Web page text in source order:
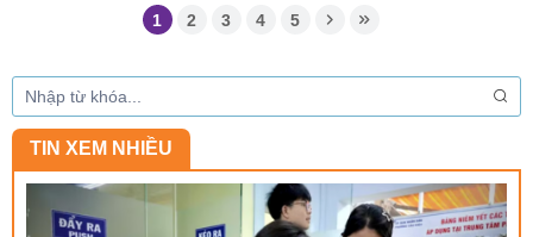
1 2 3 4 5
TIN XEM NHIỀU